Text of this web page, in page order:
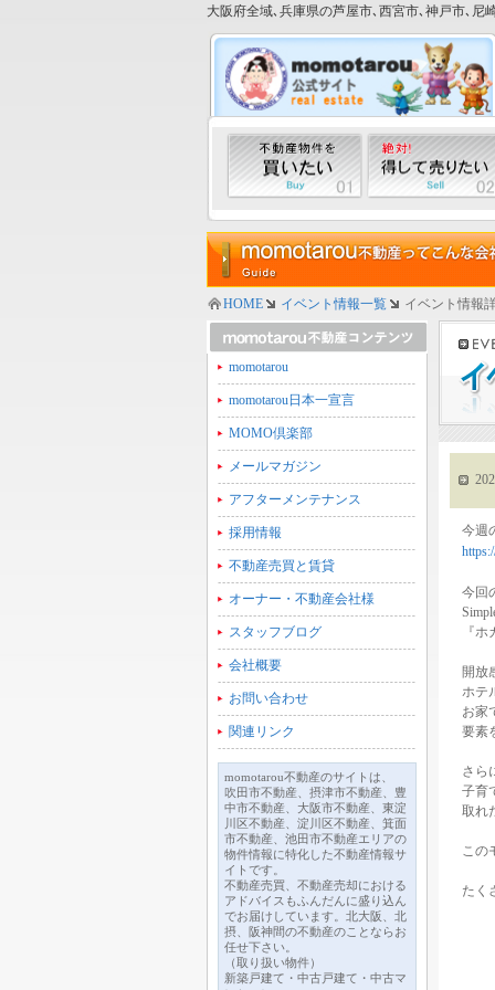
大阪府全域､兵庫県の芦屋市､西宮市､神戸市､尼
HOME イベント情報一覧 イベント情報
momotarou
momotarou日本一宣言
MOMO倶楽部
メールマガジン
アフターメンテナンス
採用情報
不動産売買と賃貸
オーナー・不動産会社様
スタッフブログ
会社概要
お問い合わせ
関連リンク
momotarou不動産のサイトは、
吹田市不動産、摂津市不動産、豊
中市不動産、大阪市不動産、東淀
川区不動産、淀川区不動産、箕面
市不動産、池田市不動産エリアの
物件情報に特化した不動産情報サ
イトです。
不動産売買、不動産売却における
アドバイスもふんだんに盛り込ん
でお届けしています。北大阪、北
摂、阪神間の不動産のことならお
任せ下さい。
（取り扱い物件）
新築戸建て・中古戸建て・中古マ
今週
今回
『
開放
ホテ
お家
要素
さら
子育
取れ
この
たく